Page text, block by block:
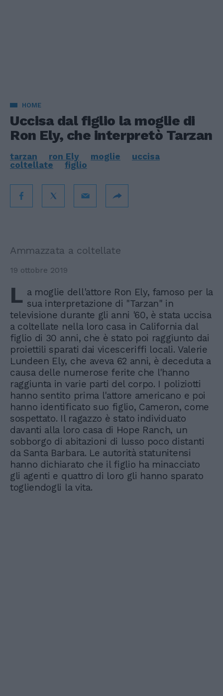
HOME
Uccisa dal figlio la moglie di
Ron Ely, che interpretò Tarzan
tarzan ron Ely moglie
uccisa
coltellate
figlio
Ammazzata a coltellate
19 ottobre 2019
L a moglie dell'attore Ron Ely, famoso per la
sua interpretazione di "Tarzan" in
televisione durante gli anni '60, è stata uccisa
a coltellate nella loro casa in California dal
figlio di 30 anni, che è stato poi raggiunto dai
proiettili sparati dai vicesceriffi locali. Valerie
Lundeen Ely, che aveva 62 anni, è deceduta a
causa delle numerose ferite che l'hanno
raggiunta in varie parti del corpo. I poliziotti
hanno sentito prima l'attore americano e poi
hanno identificato suo figlio, Cameron, come
sospettato. Il ragazzo è stato individuato
davanti alla loro casa di Hope Ranch, un
sobborgo di abitazioni di lusso poco distanti
da Santa Barbara. Le autorità statunitensi
hanno dichiarato che il figlio ha minacciato
gli agenti e quattro di loro gli hanno sparato
togliendogli la vita.